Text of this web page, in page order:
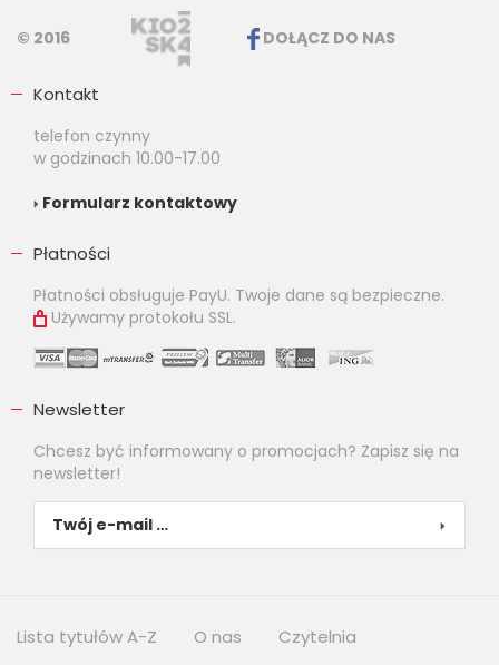
© 2016 DOŁĄCZ DO NAS
Kontakt
telefon czynny
w godzinach 10.00-17.00
Formularz kontaktowy
Płatności
Płatności obsługuje PayU. Twoje dane są bezpieczne.
Używamy protokołu SSL.
Newsletter
Chcesz być informowany o promocjach? Zapisz się na
newsletter!
Lista tytułów A-Z O nas Czytelnia